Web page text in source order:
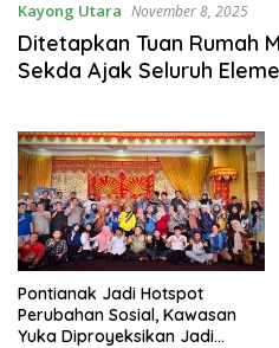
Kayong Utara November 8, 2025
Ditetapkan Tuan Rumah
Sekda Ajak Seluruh
Pontianak Jadi Hotspot
Perubahan Sosial, Kawasan
Yuka Diproyeksikan Jadi